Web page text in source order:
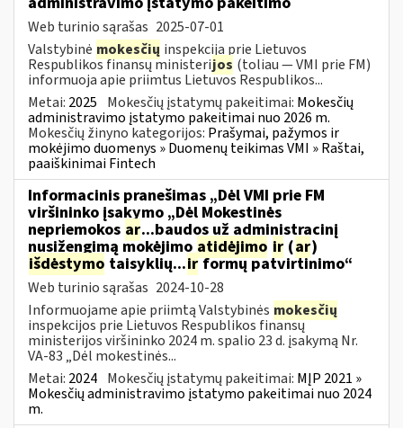
Web turinio sąrašas 2025-07-01
Valstybinė mokesčių inspekcija prie Lietuvos
Respublikos finansų ministerijos (toliau — VMI prie FM)
informuoja apie priimtus Lietuvos Respublikos...
Metai: 2025 Mokesčių įstatymų pakeitimai: Mokesčių
administravimo įstatymo pakeitimai nuo 2026 m.
Mokesčių žinyno kategorijos: Prašymai, pažymos ir
mokėjimo duomenys » Duomenų teikimas VMI » Raštai,
paaiškinimai Fintech
Informacinis pranešimas „Dėl VMI prie FM
viršininko įsakymo „Dėl Mokestinės
nepriemokos ar...baudos už administracinį
nusižengimą mokėjimo atidėjimo ir (ar)
išdėstymo taisyklių...irformų patvirtinimo“
Web turinio sąrašas 2024-10-28
Informuojame apie priimtą Valstybinės mokesčių
inspekcijos prie Lietuvos Respublikos finansų
ministerijos viršininko 2024 m. spalio 23 d. įsakymą Nr.
VA-83 „Dėl mokestinės...
Metai: 2024 Mokesčių įstatymų pakeitimai: MĮP 2021 »
Mokesčių administravimo įstatymo pakeitimai nuo 2024
m.